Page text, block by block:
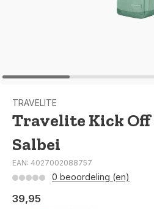
TRAVELITE
Travelite Kick Off
Salbei
EAN: 4027002088757
0 beoordeling (en)
39,95